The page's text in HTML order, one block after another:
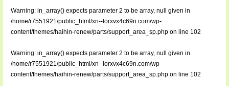
Warning: in_array() expects parameter 2 to be array, null given in
/home/r7551921/public_html/xn--lorxvx4c69n.com/wp-
content/themes/haihin-renew/parts/support_area_sp.phpon line 102
Warning: in_array() expects parameter 2 to be array, null given in
/home/r7551921/public_html/xn--lorxvx4c69n.com/wp-
content/themes/haihin-renew/parts/support_area_sp.phpon line 102